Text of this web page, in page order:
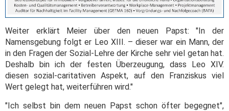
Weiter erklärt Meier über den neuen Papst: "In der
Namensgebung folgt er Leo XIII. – dieser war ein Mann, der
in den Fragen der Sozial-Lehre der Kirche sehr viel getan hat.
Deshalb bin ich der festen Überzeugung, dass Leo XIV.
diesen sozial-caritativen Aspekt, auf den Franziskus viel
Wert gelegt hat, weiterführen wird."
"Ich selbst bin dem neuen Papst schon öfter begegnet",